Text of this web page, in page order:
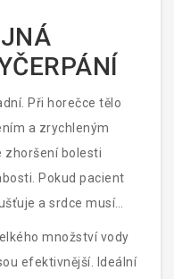
Při horečce tělo
a zrychleným
zhoršení bolesti
Pokud pacient
a srdce musí
množství vody
efektivnější. Ideální